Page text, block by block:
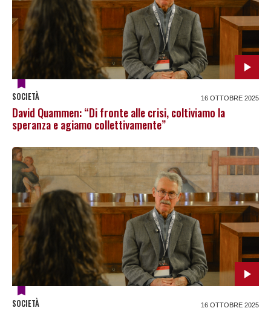
SOCIETÀ 16 OTTOBRE 2025
David Quammen: “Di fronte alle crisi, coltiviamo la
speranza e agiamo collettivamente”
SOCIETÀ 16 OTTOBRE 2025